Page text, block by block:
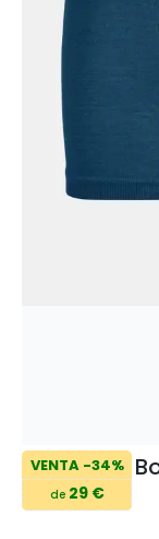
VENTA -34%
de29 €